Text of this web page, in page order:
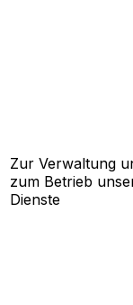
Zur Verwaltung
zum Betrieb
Dienste